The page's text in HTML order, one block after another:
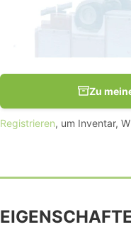
Zu
Registrieren, um Inventar,